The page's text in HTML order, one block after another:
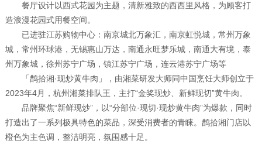
餐厅设计以西式花园为主题，清新雅致的西西里风格，为顾客打
造浪漫花园式用餐空间。
已进驻江苏购物中心：南京城北万象汇，南京虹悦城，常州万象
城，常州环球港，无锡惠山万达，南通永旺梦乐城，南通大有境，泰
州万象城，徐州苏宁广场，镇江苏宁广场，连云港苏宁广场等
「鹊拾湘·现炒黄牛肉」，由湘菜研发大师同中国烹饪大师创立于
2023年4月，杭州湘菜排队王，主打“金奖现炒、新鲜现切”黄牛肉。
品牌聚焦“新鲜现炒”，以“分部位·现切·现炒黄牛肉”为爆款，同时
打造出了一系列极具特色的菜品，深受消费者的青睐。鹊拾湘门店以
橙色为主色调，整洁明亮，氛围感十足。